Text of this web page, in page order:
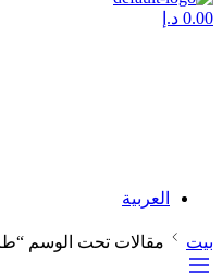
0.00 د.إ
العربية
بيت مقالات تحت الوسم